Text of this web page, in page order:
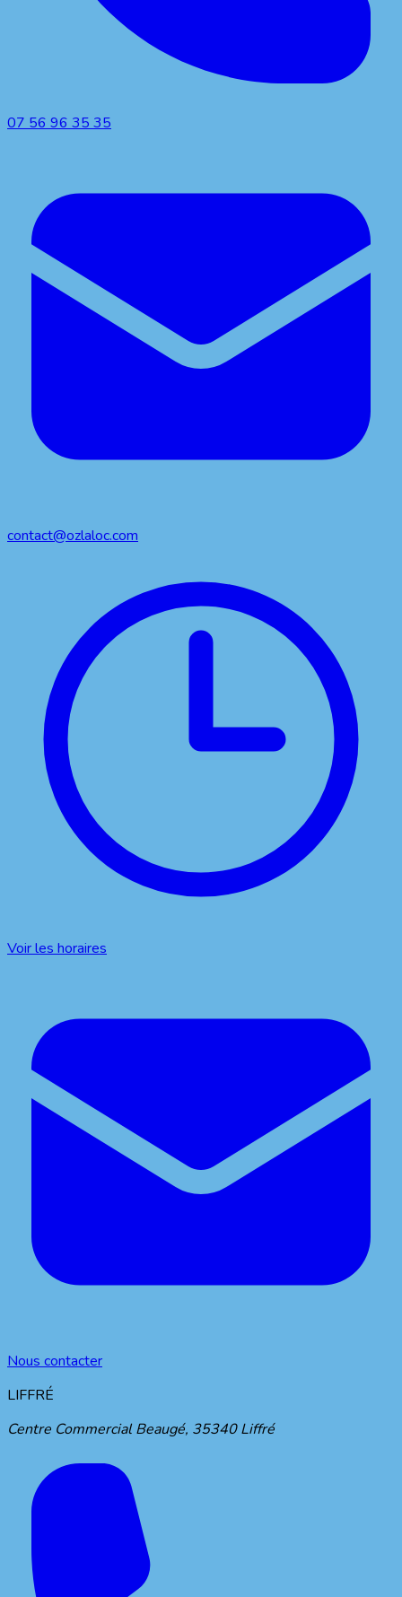
07 56 96 35 35
contact@ozlaloc.com
Voir les horaires
Nous contacter
LIFFRÉ
Centre Commercial Beaugé, 35340 Liffré